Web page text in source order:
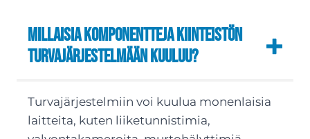
Millaisia komponentteja kiinteistön
turvajärjestelmään kuuluu?
Turvajärjestelmiin voi kuulua monenlaisia
laitteita, kuten liiketunnistimia,